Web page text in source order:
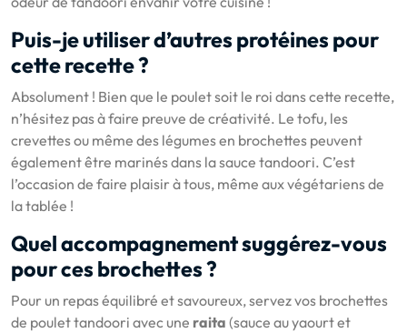
Puis-je utiliser d’autres protéines pour
cette recette ?
Absolument ! Bien que le poulet soit le roi dans cette recette,
n’hésitez pas à faire preuve de créativité. Le tofu, les
crevettes ou même des légumes en brochettes peuvent
également être marinés dans la sauce tandoori. C’est
l’occasion de faire plaisir à tous, même aux végétariens de
la tablée !
Quel accompagnement suggérez-vous
pour ces brochettes ?
Pour un repas équilibré et savoureux, servez vos brochettes
de poulet tandoori avec une raita (sauce au yaourt et